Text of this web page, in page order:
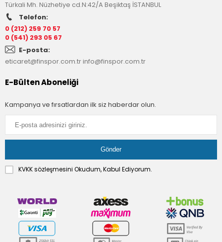
Türkali Mh. Nüzhetiye cd.N:42/A Beşiktaş İSTANBUL
Telefon:
0 (212) 259 70 57
0 (541) 293 05 67
E-posta:
eticaret@finspor.com.trinfo@finspor.com.tr
E-Bülten Aboneliği
Kampanya ve fırsatlardan ilk siz haberdar olun.
KVKK sözleşmesini Okudum, Kabul Ediyorum.